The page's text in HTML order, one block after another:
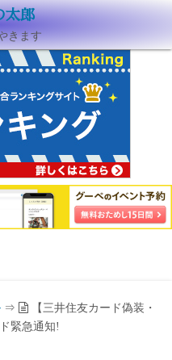
太郎
きます
⇒
【三井住友カード偽装・
緊急通知!